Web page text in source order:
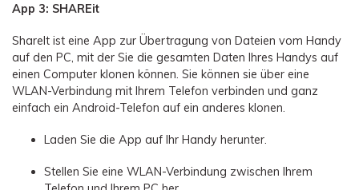
App 3: SHAREit
ShareIt ist eine App zur Übertragung von Dateien vom Handy
auf den PC, mit der Sie die gesamten Daten Ihres Handys auf
einen Computer klonen können. Sie können sie über eine
WLAN-Verbindung mit Ihrem Telefon verbinden und ganz
einfach ein Android-Telefon auf ein anderes klonen.
Laden Sie die App auf Ihr Handy herunter.
Stellen Sie eine WLAN-Verbindung zwischen Ihrem